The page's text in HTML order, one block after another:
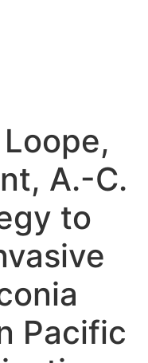
A.-C.
to
Pacific